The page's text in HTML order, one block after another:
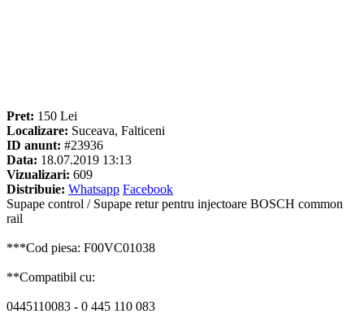
Pret: 150 Lei
Localizare: Suceava, Falticeni
ID anunt: #23936
Data: 18.07.2019 13:13
Vizualizari: 609
Distribuie: Whatsapp Facebook
Supape control / Supape retur pentru injectoare BOSCH common
rail
***Cod piesa: F00VC01038
**Compatibil cu:
0445110083 - 0 445 110 083